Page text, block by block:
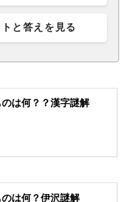
と答えを見る
のは何？？漢字謎解
のは何？伊沢謎解